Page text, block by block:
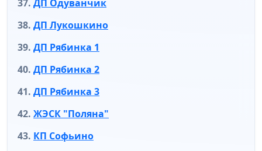
ДП Одуванчик
ДП Лукошкино
ДП Рябинка 1
ДП Рябинка 2
ДП Рябинка 3
ЖЭСК "Поляна"
КП Софьино